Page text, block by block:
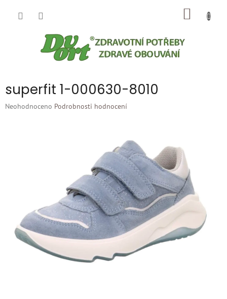
superfit 1-000630-8010
Průměrné
Neohodnoceno Podrobnosti hodnocení